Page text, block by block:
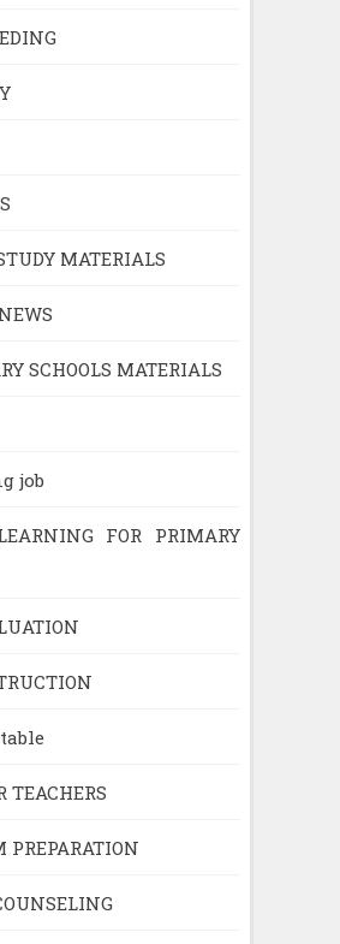
MATERIALS
SCHOOLS MATERIALS
job
FOR PRIMARY
TEACHERS
PREPARATION